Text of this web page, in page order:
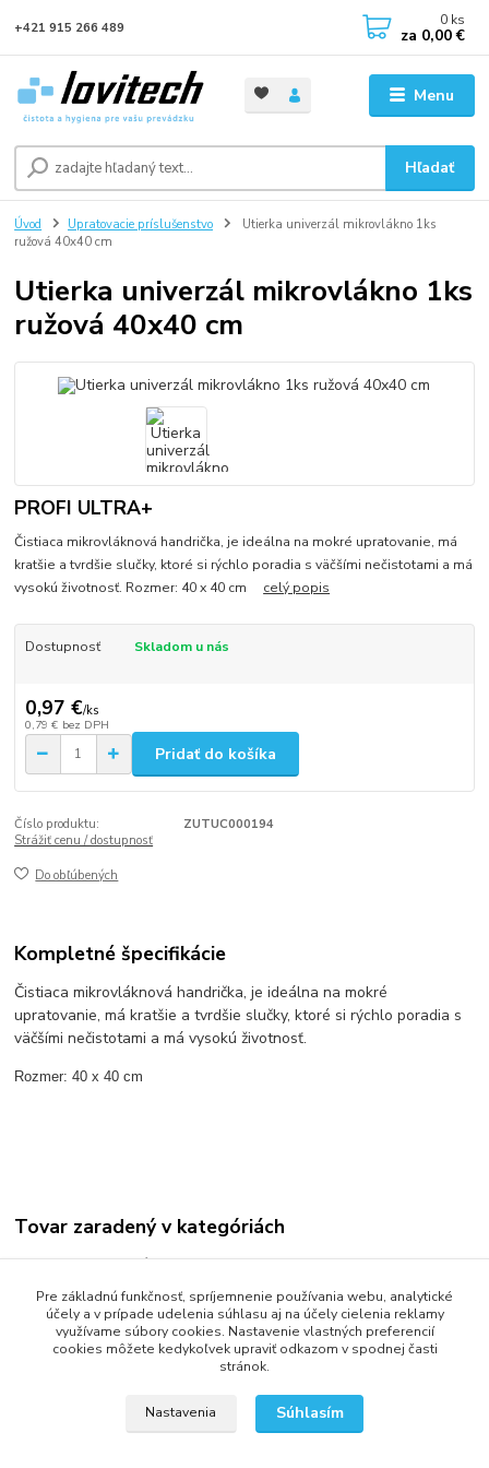
Menu
Hľadať
+421 915 266 489 0 ks
za 0,00 €
Úvod Upratovacie príslušenstvo
Utierka univerzál mikrovlákno 1ks
ružová 40x40 cm
Utierka univerzál mikrovlákno 1ks
ružová 40x40 cm
PROFI ULTRA+
​Čistiaca mikrovláknová handrička, je ideálna na mokré upratovanie, má
kratšie a tvrdšie slučky, ktoré si rýchlo poradia s väčšími nečistotami a má
vysokú životnosť. Rozmer: 40 x 40 cm celý popis
Dostupnosť Skladom u nás
0,97 €/ks
0,79 € bez DPH
Pridať do košíka
Číslo produktu:
ZUTUC000194
Strážiť cenu / dostupnosť
Do obľúbených
Kompletné špecifikácie
​Čistiaca mikrovláknová handrička, je ideálna na mokré
upratovanie, má kratšie a tvrdšie slučky, ktoré si rýchlo poradia s
väčšími nečistotami a má vysokú životnosť.
Rozmer: 40 x 40 cm
Tovar zaradený v kategóriách
Upratovacie príslušenstvo
Utierky a handry
2013 - 2025 LOVITECH, s.r.o. - Už 12 rokov s Vami...
Pre základnú funkčnosť, spríjemnenie používania webu, analytické
účely a v prípade udelenia súhlasu aj na účely cielenia reklamy
využívame súbory cookies. Nastavenie vlastných preferencií
cookies môžete kedykoľvek upraviť odkazom v spodnej časti
stránok.
Nastavenia Súhlasím